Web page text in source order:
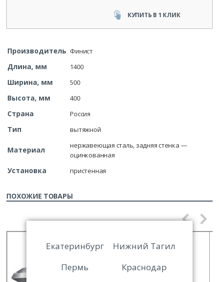
КУПИТЬ В 1 КЛИК
Производитель Финист
Длина, мм 1400
Ширина, мм 500
Высота, мм 400
Страна Россия
Тип вытяжной
Материал
нержавеющая сталь, задняя стенка —
оцинкованная
Установка пристенная
ПОХОЖИЕ ТОВАРЫ
Екатеринбург
Нижний Тагил
Пермь
Краснодар